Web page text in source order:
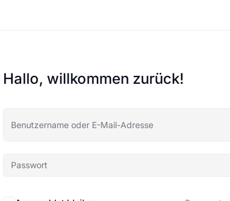
Hallo, willkommen zurück!